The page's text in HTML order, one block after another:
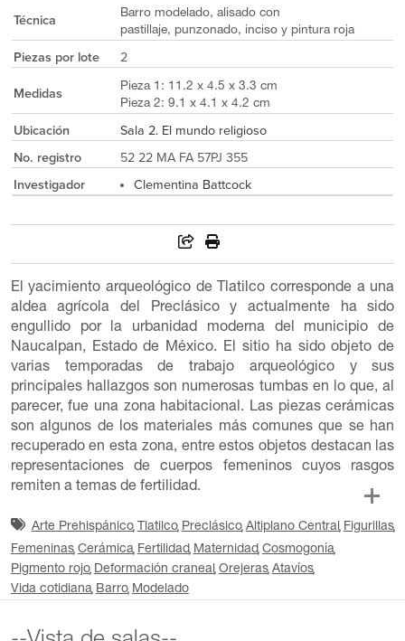
Técnica
Barro modelado, alisado con
pastillaje, punzonado, inciso y pintura roja
Piezas por lote 2
Medidas
Pieza 1: 11.2 x 4.5 x 3.3 cm
Pieza 2: 9.1 x 4.1 x 4.2 cm
Ubicación
Sala 2. El mundo religioso
No. registro
52 22 MA FA 57PJ 355
Investigador
Clementina Battcock
El yacimiento arqueológico de Tlatilco corresponde a una
aldea agrícola del Preclásico y actualmente ha sido
engullido por la urbanidad moderna del municipio de
Naucalpan, Estado de México. El sitio ha sido objeto de
varias temporadas de trabajo arqueológico y sus
principales hallazgos son numerosas tumbas en lo que, al
parecer, fue una zona habitacional. Las piezas cerámicas
son algunos de los materiales más comunes que se han
recuperado en esta zona, entre estos objetos destacan las
representaciones de cuerpos femeninos cuyos rasgos
remiten a temas de fertilidad.
Arte Prehispánico Tlatilco Preclásico Altiplano Central Figurillas
Femeninas Cerámica Fertilidad Maternidad Cosmogonía
Pigmento rojo Deformación craneal Orejeras Atavíos
Vida cotidiana Barro Modelado